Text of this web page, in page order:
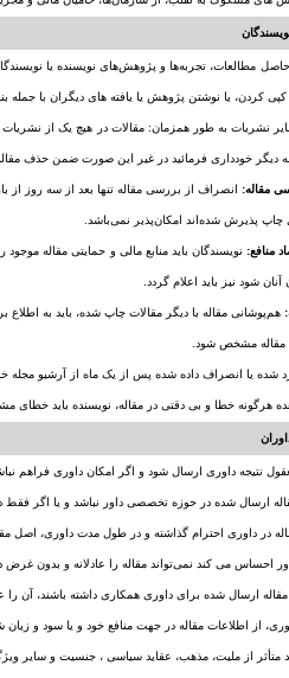
مطالعات، تجربه‌ها و پژوهش‌های نویسنده یا
کردن، یا نوشتن پژوهش یا یافته های دیگران با جمله
سایر نشریات به طور همزمان: مقالات در هیچ یک از
دیگر خودداری فرمائید در غیر این صورت ضمن حذف
انصراف از بررسی مقاله تنها بعد از سه روز از
چاپ پذیرش شده‌اند امکان‌پذیر نمی‌باشد.
نویسندگان باید منابع مالی و حمایتی مقاله
شود نیز باید اعلام گردد.
هم‌پوشانی مقاله با دیگر مقالات چاپ شده، باید به اطلاع